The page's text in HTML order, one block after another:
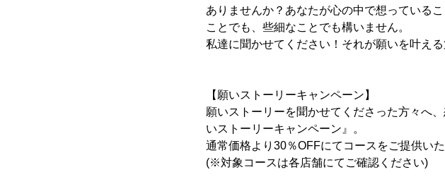
ありませんか？あなたが心の中で想っている
ことでも、些細なことでも構いません。
私達に聞かせてください！それが願いを叶える
【願いストーリーキャンペーン】
願いストーリーを聞かせてくださった方々へ
いストーリーキャンペーン』。
通常価格より30％OFFにてコースをご提供いた
(※対象コースは各店舗にてご確認ください)